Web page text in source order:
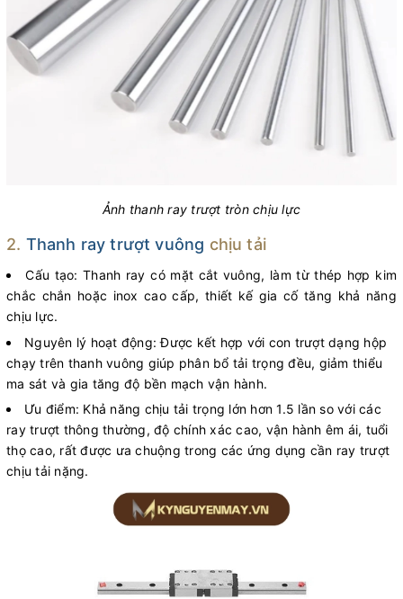
Ảnh thanh ray trượt tròn chịu lực
2. Thanh ray trượt vuông chịu tải
Cấu tạo: Thanh ray có mặt cắt vuông, làm từ thép hợp kim
chắc chắn hoặc inox cao cấp, thiết kế gia cố tăng khả năng
chịu lực.
Nguyên lý hoạt động: Được kết hợp với con trượt dạng hộp
chạy trên thanh vuông giúp phân bổ tải trọng đều, giảm thiểu
ma sát và gia tăng độ bền mạch vận hành.
Ưu điểm: Khả năng chịu tải trọng lớn hơn 1.5 lần so với các
ray trượt thông thường, độ chính xác cao, vận hành êm ái, tuổi
thọ cao, rất được ưa chuộng trong các ứng dụng cần ray trượt
chịu tải nặng.